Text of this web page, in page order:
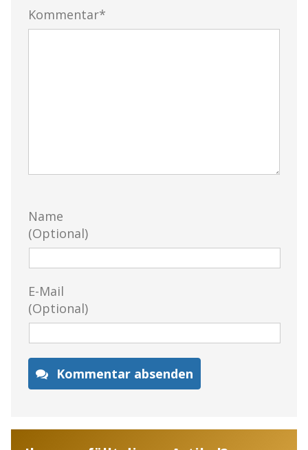
Kommentar*
Name
(Optional)
E-Mail
(Optional)
Kommentar absenden